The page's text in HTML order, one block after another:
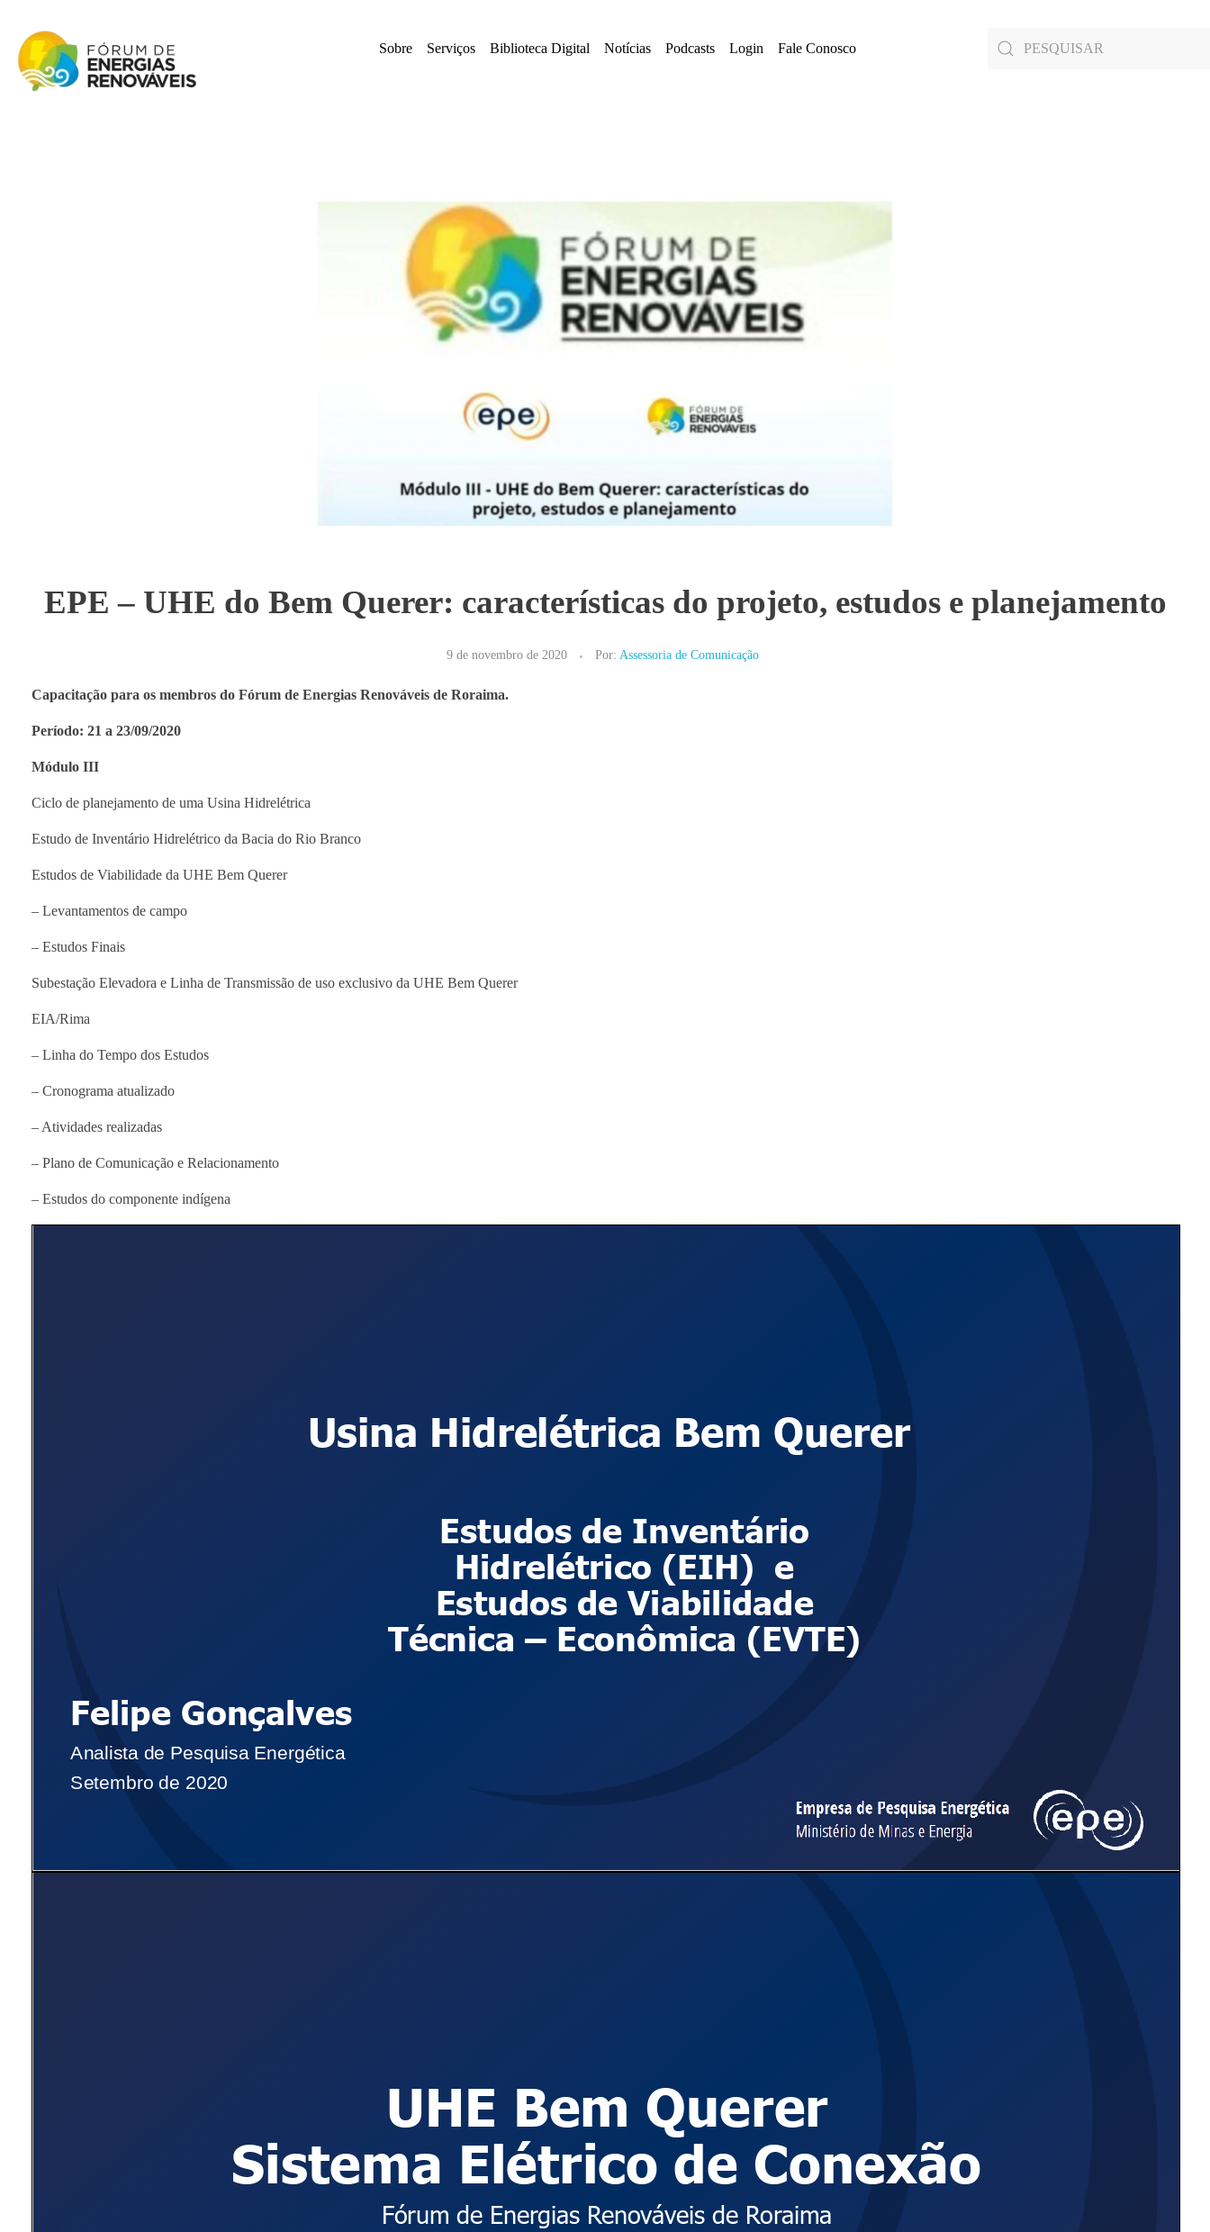
Sobre Serviços Biblioteca Digital Notícias Podcasts Login Fale Conosco
EPE – UHE do Bem Querer: características do projeto, estudos e planejamento
9 de novembro de 2020 Por: Assessoria de Comunicação
Capacitação para os membros do Fórum de Energias Renováveis de Roraima.
Período: 21 a 23/09/2020
Módulo III
Ciclo de planejamento de uma Usina Hidrelétrica
Estudo de Inventário Hidrelétrico da Bacia do Rio Branco
Estudos de Viabilidade da UHE Bem Querer
– Levantamentos de campo
– Estudos Finais
Subestação Elevadora e Linha de Transmissão de uso exclusivo da UHE Bem Querer
EIA/Rima
– Linha do Tempo dos Estudos
– Cronograma atualizado
– Atividades realizadas
– Plano de Comunicação e Relacionamento
– Estudos do componente indígena